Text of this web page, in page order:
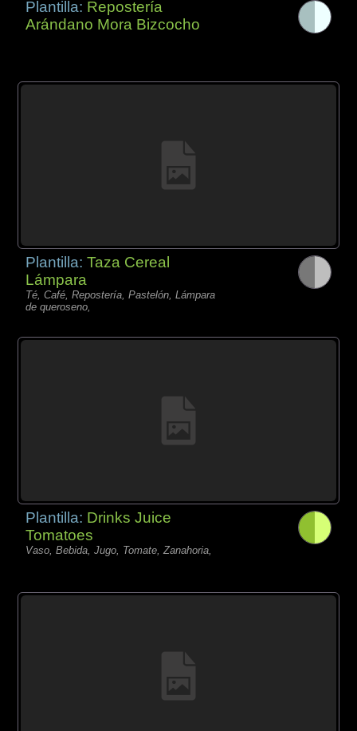
Plantilla: Repostería
Arándano Mora Bizcocho
Plantilla:Taza Cereal
Lámpara
Té, Café, Repostería, Pastelón, Lámpara
de queroseno,
Plantilla: Drinks Juice
Tomatoes
Vaso, Bebida, Jugo, Tomate, Zanahoria,